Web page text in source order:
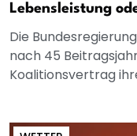
Lebensleistung
Die
nach 45
Koalitionsvertrag